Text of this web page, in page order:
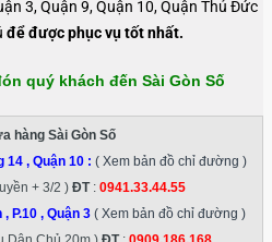
3, Quận 9, Quận 10, Quận Thủ Đức
để được phục vụ tốt nhất.
quý khách đến Sài Gòn Số
hàng Sài Gòn Số
, Quận 10: ( Xem bản đồ chỉ đường )
+ 3/2 ) ĐT: 0941.33.44.55
P.10 , Quận 3 ( Xem bản đồ chỉ đường )